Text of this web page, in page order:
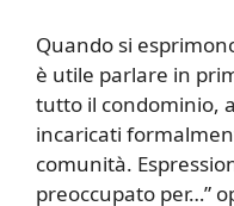
Quando si
è utile parlare in
tutto il condominio,
incaricati
comunità.
preoccupato per…”